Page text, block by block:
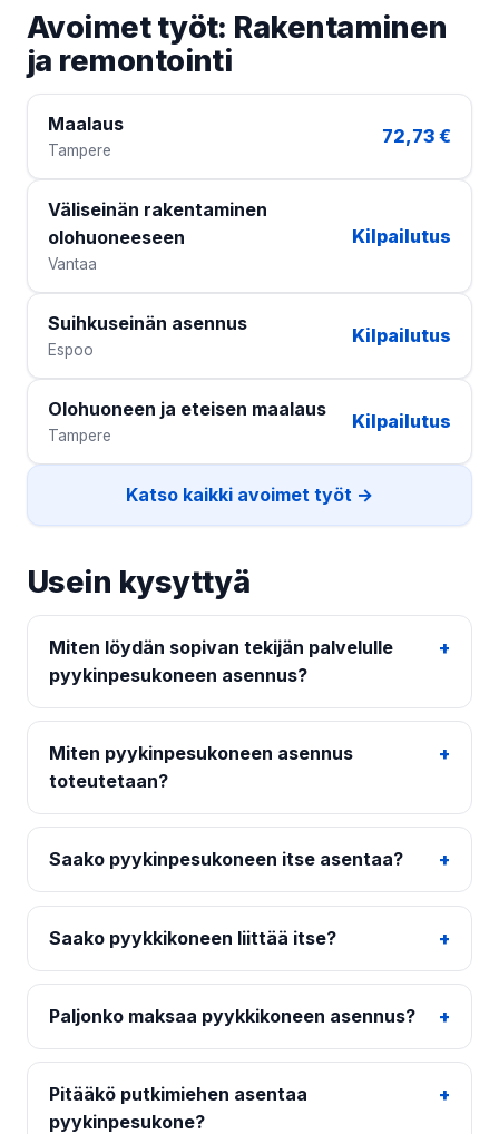
Avoimet työt: Rakentaminen
ja remontointi
Maalaus
Tampere
72,73 €
Väliseinän rakentaminen
olohuoneeseen
Vantaa
Kilpailutus
Suihkuseinän asennus
Espoo
Kilpailutus
Olohuoneen ja eteisen maalaus
Tampere
Kilpailutus
Katso kaikki avoimet työt →
Usein kysyttyä
Miten löydän sopivan tekijän palvelulle
pyykinpesukoneen asennus?
Miten pyykinpesukoneen asennus
toteutetaan?
Saako pyykinpesukoneen itse asentaa?
Saako pyykkikoneen liittää itse?
Paljonko maksaa pyykkikoneen asennus?
Pitääkö putkimiehen asentaa
pyykinpesukone?